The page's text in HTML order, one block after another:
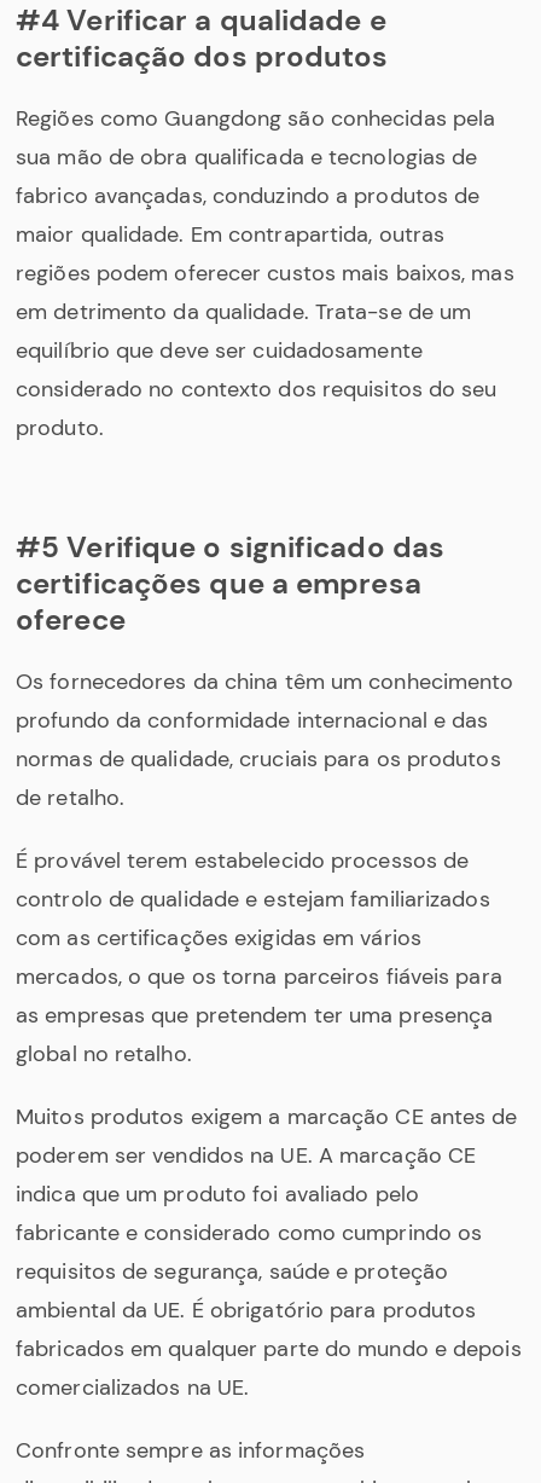
#4 Verificar a qualidade e
certificação dos produtos
Regiões como Guangdong são conhecidas pela
sua mão de obra qualificada e tecnologias de
fabrico avançadas, conduzindo a produtos de
maior qualidade. Em contrapartida, outras
regiões podem oferecer custos mais baixos, mas
em detrimento da qualidade. Trata-se de um
equilíbrio que deve ser cuidadosamente
considerado no contexto dos requisitos do seu
produto.
#5 Verifique o significado das
certificações que a empresa
oferece
Os fornecedores da china têm um conhecimento
profundo da conformidade internacional e das
normas de qualidade, cruciais para os produtos
de retalho.
É provável terem estabelecido processos de
controlo de qualidade e estejam familiarizados
com as certificações exigidas em vários
mercados, o que os torna parceiros fiáveis para
as empresas que pretendem ter uma presença
global no retalho.
Muitos produtos exigem a marcação CE antes de
poderem ser vendidos na UE. A marcação CE
indica que um produto foi avaliado pelo
fabricante e considerado como cumprindo os
requisitos de segurança, saúde e proteção
ambiental da UE. É obrigatório para produtos
fabricados em qualquer parte do mundo e depois
comercializados na UE.
Confronte sempre as informações